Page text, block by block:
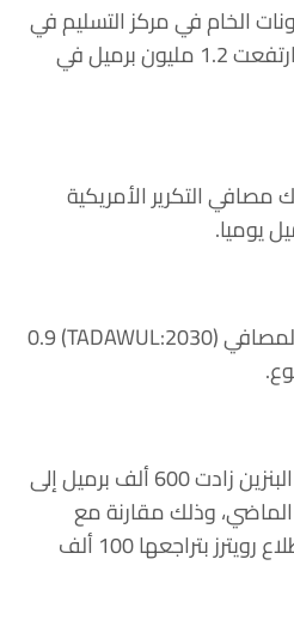
الخام في مركز التسليم في
كاشينج بولاية أوكلاهوما ارتفعت 1.2 مليون برميل في
مصافي التكرير الأمريكية
وتراجعت معدلات تشغيل المصافي (TADAWUL:2030) 0.9
وقالت الإدارة إن مخزونات البنزين زادت 600 ألف برميل إلى
الماضي، وذلك مقارنة مع
توقعات المحللين في استطلاع رويترز بتراجعها 100 ألف